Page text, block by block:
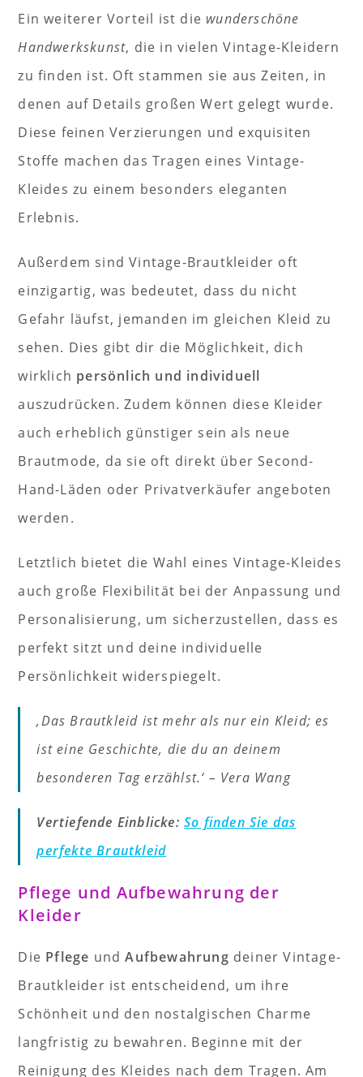
Ein weiterer Vorteil ist die wunderschöne
Handwerkskunst, die in vielen Vintage-Kleidern
zu finden ist. Oft stammen sie aus Zeiten, in
denen auf Details großen Wert gelegt wurde.
Diese feinen Verzierungen und exquisiten
Stoffe machen das Tragen eines Vintage-
Kleides zu einem besonders eleganten
Erlebnis.
Außerdem sind Vintage-Brautkleider oft
einzigartig, was bedeutet, dass du nicht
Gefahr läufst, jemanden im gleichen Kleid zu
sehen. Dies gibt dir die Möglichkeit, dich
wirklich persönlich und individuell
auszudrücken. Zudem können diese Kleider
auch erheblich günstiger sein als neue
Brautmode, da sie oft direkt über Second-
Hand-Läden oder Privatverkäufer angeboten
werden.
Letztlich bietet die Wahl eines Vintage-Kleides
auch große Flexibilität bei der Anpassung und
Personalisierung, um sicherzustellen, dass es
perfekt sitzt und deine individuelle
Persönlichkeit widerspiegelt.
‚Das Brautkleid ist mehr als nur ein Kleid; es
ist eine Geschichte, die du an deinem
besonderen Tag erzählst.‘ – Vera Wang
Vertiefende Einblicke:So finden Sie das
perfekte Brautkleid
Pflege und Aufbewahrung der
Kleider
Die Pflege undAufbewahrung deiner Vintage-
Brautkleider ist entscheidend, um ihre
Schönheit und den nostalgischen Charme
langfristig zu bewahren. Beginne mit der
Reinigung des Kleides nach dem Tragen. Am